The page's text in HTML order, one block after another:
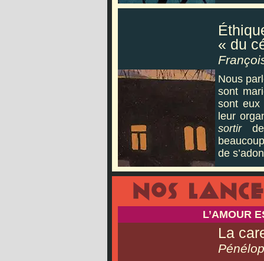
« du
Nous
sont
sont eux
leur
sortirde
de
L’AMOUR
La